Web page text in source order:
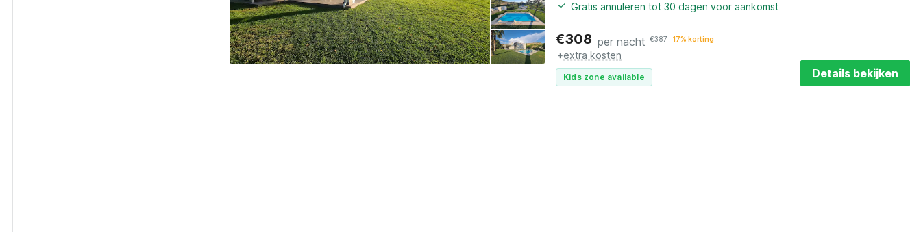
Gratis annuleren tot 30 dagen voor aankomst
€308 per nacht €387 17% korting
+extra kosten
Kids zone available Details bekijken